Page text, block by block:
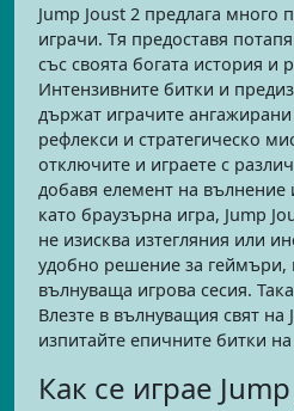
Jump Joust 2 предлага много
играчи. Тя предоставя
със своята богата история и
Интензивните битки и
държат играчите
рефлекси и стратегическо
отключите и играете с
добавя елемент на вълнение
като браузърна игра, Jump
не изисква изтегляния или
удобно решение за геймъри,
вълнуваща игрова сесия.
Влезте в вълнуващия свят на
изпитайте епичните битки
Как се играе